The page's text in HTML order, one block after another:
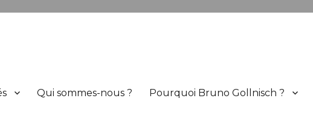
Qui sommes-nous ? Pourquoi Bruno Gollnisch ?